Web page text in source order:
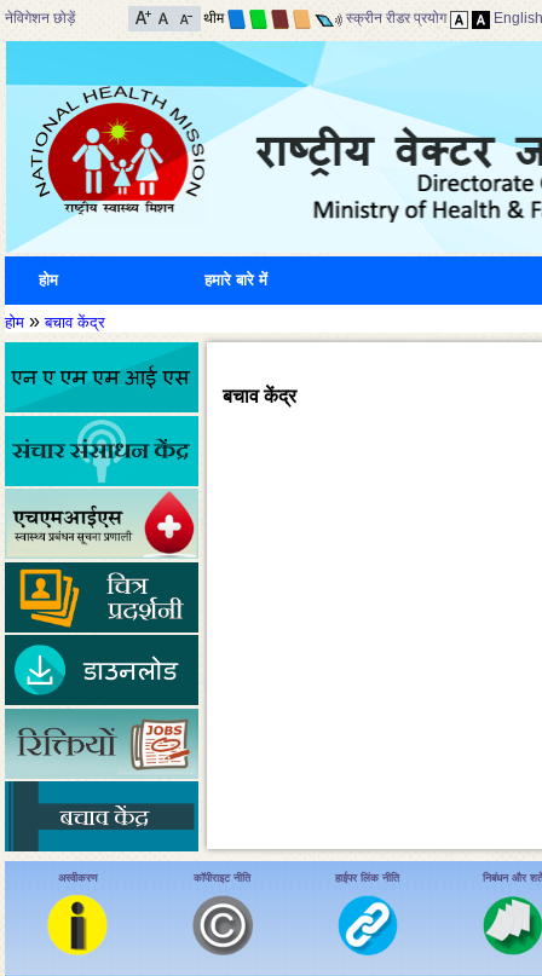
नेविगेशन छोड़ें थीम स्क्रीन रीडर प्रयोग English
होम हमारे बारे में
होम »बचाव केंद्र
बचाव केंद्र
अस्वीकरण कॉपीराइट नीति हाईपर लिंक नीति निबंधन और शर्तें